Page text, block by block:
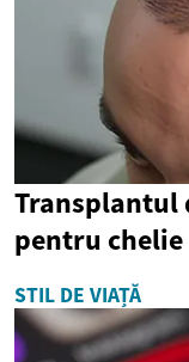
Transplantul
pentru chelie
STIL DE VIAȚĂ